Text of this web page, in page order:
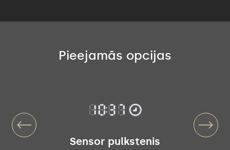
Pieejamās opcijas
Sensor pulkstenis